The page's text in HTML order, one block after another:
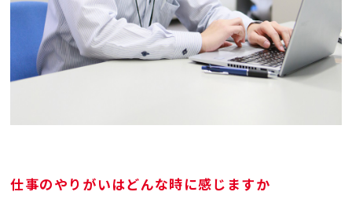
仕事のやりがいはどんな時に感じますか